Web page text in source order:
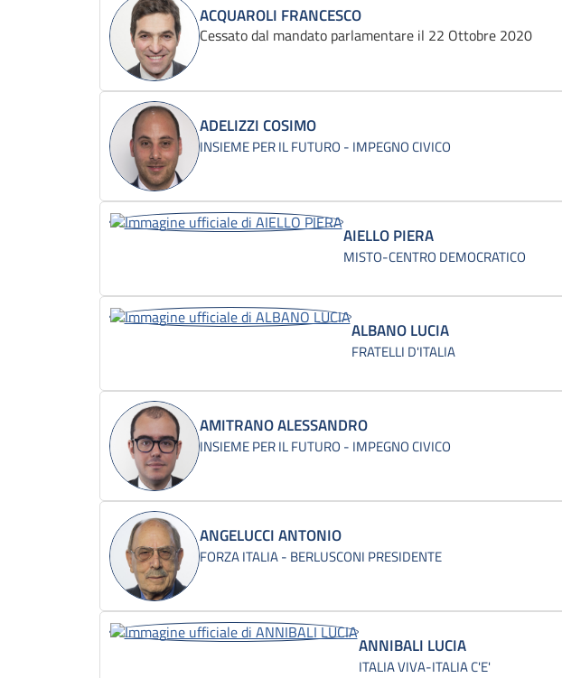
ACQUAROLI FRANCESCO
Cessato dal mandato parlamentare il 22 Ottobre 2020
ADELIZZI COSIMO
INSIEME PER IL FUTURO - IMPEGNO CIVICO
AIELLO PIERA
MISTO-CENTRO DEMOCRATICO
ALBANO LUCIA
FRATELLI D'ITALIA
AMITRANO ALESSANDRO
INSIEME PER IL FUTURO - IMPEGNO CIVICO
ANGELUCCI ANTONIO
FORZA ITALIA - BERLUSCONI PRESIDENTE
ANNIBALI LUCIA
ITALIA VIVA-ITALIA C'E'